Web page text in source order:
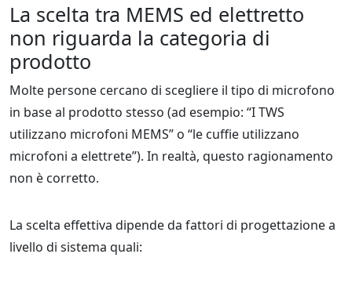
La scelta tra MEMS ed elettretto
non riguarda la categoria di
prodotto
Molte persone cercano di scegliere il tipo di microfono
in base al prodotto stesso (ad esempio: “I TWS
utilizzano microfoni MEMS” o “le cuffie utilizzano
microfoni a elettrete”). In realtà, questo ragionamento
non è corretto.
La scelta effettiva dipende da fattori di progettazione a
livello di sistema quali: